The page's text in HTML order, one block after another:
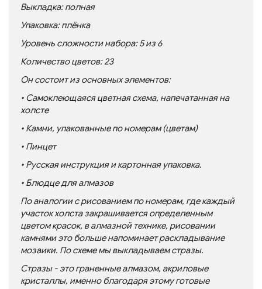
Выкладка: полная
Упаковка: плёнка
Уровень сложности набора: 5 из 6
Количество цветов: 23
Он состоит из основных элементов:
• Самоклеющаяся цветная схема, напечатанная на
холсте
• Камни, упакованные по номерам (цветам)
• Пинцет
• Русская инструкция и картонная упаковка.
• Блюдце для алмазов
По аналогии с рисованием по номерам, где каждый
участок холста закрашивается определенным
цветом красок, в алмазной технике, рисовании
камнями это больше напоминает раскладывание
мозаики. По схеме мы выкладываем стразы.
Стразы - это граненные алмазом, акриловые
кристаллы, именно благодаря этому готовые